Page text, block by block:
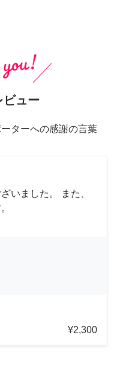
ビュー
ターへの感謝の言葉
いました。 また、
¥2,300